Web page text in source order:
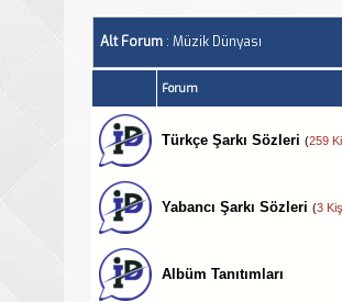
Alt Forum : Müzik Dünyası
Forum
Türkçe Şarkı Sözleri (259
Yabancı Şarkı Sözleri (3
Albüm Tanıtımları